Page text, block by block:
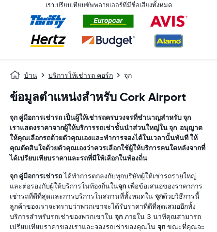
เราเปรียบเทียบซัพพลายเออร์ที่มีชื่อเสียงทั้งหมด
บ้าน บริการให้เช่ารถ คอร์ก จุก
ข้อมูลตำแหน่งสำหรับ Cork Airport
จุก คู่มือการเช่ารถ เป็นผู้ให้เช่ารถครบวงจรที่ชำนาญสำหรับจุก
เราแสดงราคาจากผู้ให้บริการรถเช่าชั้นนำส่วนใหญ่ในจุก อนุญาต
ให้คุณเลือกรถด้วยตัวคุณเองและทำการจองได้ในเวลานั้นทันที ให้
คุณตัดสินใจด้วยตัวคุณเองว่าควรเลือกใช้ผู้ให้บริการคนใดหลังจากที่
ได้เปรียบเทียบราคาและรถที่มีให้เลือกในท้องถิ่น
จุก คู่มือการเช่ารถได้ทำการตกลงกับทุกบริษัทผู้ให้เช่ารถรายใหญ่
และต่อรองกับผู้ให้บริการในท้องถิ่นในจุก เพื่อข้อเสนอของราคาการ
เช่ารถที่ดีที่สุดและการบริการในสถานที่ทั้งหมดใน จุกด้วยวิธีการนี้
ลูกค้าของเราจะทราบว่าพวกเขาจะได้รับราคาที่ดีที่สุดเสมออีกทั้ง
บริการสำหรับรถเช่าของพวกเขาใน จุก ภายใน 3 นาทีคุณสามารถ
เปรียบเทียบราคาของเราและจองรถเช่าของคุณใน จุก ขณะที่คุณจะ